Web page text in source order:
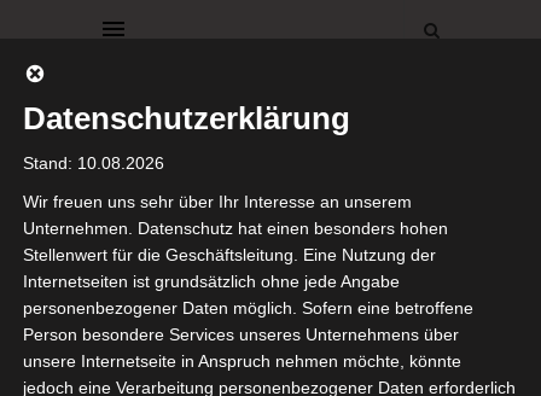
DEKO DEKORATIONEN DESIGN GARTEN
Hast du
Datenschutzerklärung
Stand: 10.08.2026
Wir freuen uns sehr über Ihr Interesse an unserem
Unternehmen. Datenschutz hat einen besonders hohen
Stellenwert für die Geschäftsleitung. Eine Nutzung der
Internetseiten ist grundsätzlich ohne jede Angabe
personenbezogener Daten möglich. Sofern eine betroffene
Person besondere Services unseres Unternehmens über
unsere Internetseite in Anspruch nehmen möchte, könnte
jedoch eine Verarbeitung personenbezogener Daten erforderlich